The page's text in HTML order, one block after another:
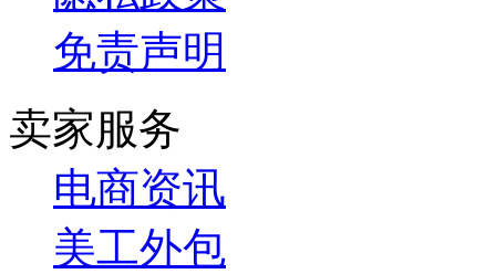
免责声明
卖家服务
电商资讯
美工外包